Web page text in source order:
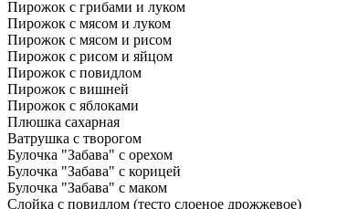
Пирожок с грибами и луком
Пирожок с мясом и луком
Пирожок с мясом и рисом
Пирожок с рисом и яйцом
Пирожок с повидлом
Пирожок с вишней
Пирожок с яблоками
Плюшка сахарная
Ватрушка с творогом
Булочка "Забава" с орехом
Булочка "Забава" с корицей
Булочка "Забава" с маком
Слойка с повидлом (тесто слоеное дрожжевое)